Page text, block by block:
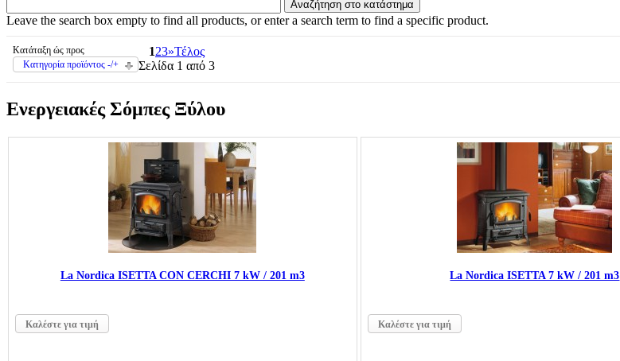
Leave the search box empty to find all products, or enter a search term to find a specific product.
Κατάταξη ώς προς
Κατηγορία προϊόντος -/+
123»Τέλος
Σελίδα 1 από 3
Ενεργειακές Σόμπες Ξύλου
La Nordica ISΕTTA CON CERCHI 7 kW / 201 m3
Καλέστε για τιμή
La Nordica ISΕTTA 7 kW / 201 m3
Καλέστε για τιμή